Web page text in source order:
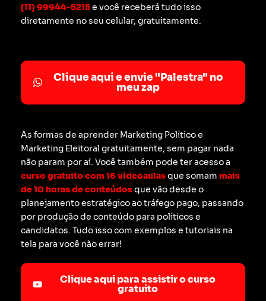
(11) 99944-5215e você receberá tudo isso
diretamente no seu celular, gratuitamente.
Clique aqui e envie "Palestra" no
meu zap
As formas de aprender Marketing Político e
Marketing Eleitoral gratuitamente, sem pagar nada
não param por aí. Você também pode ter acesso a
curso gratuito com 16 videoaulasque somam mais
de 10 horas de conteúdosque vão desde o
planejamento estratégico ao tráfego pago, passando
por produção de conteúdo para políticos e
candidatos. Tudo isso com exemplos e tutoriais na
tela para você não errar!
Clique aqui para assistir o curso
gratuito